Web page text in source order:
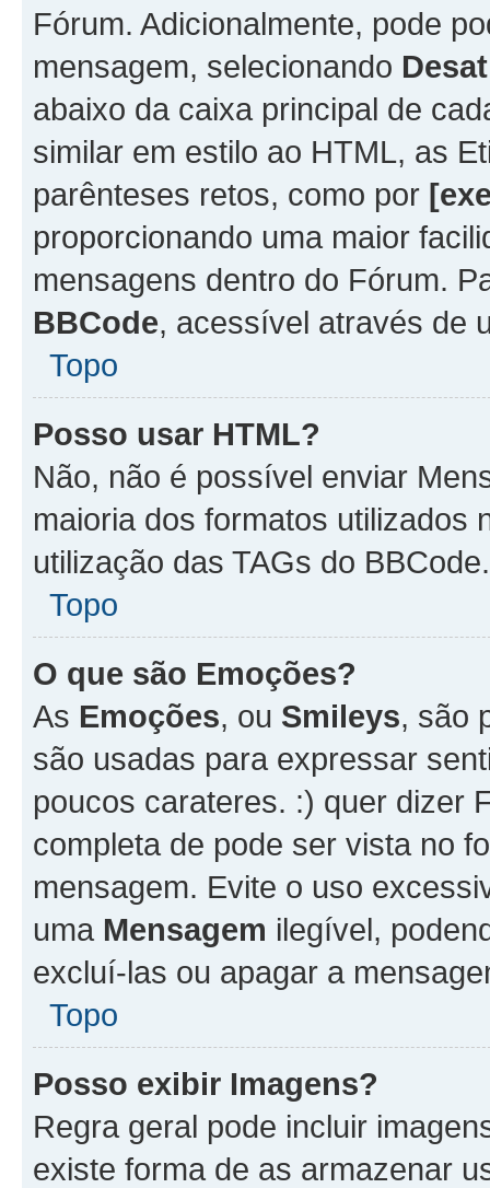
Fórum. Adicionalmente, pode
mensagem, selecionando
abaixo da caixa principal de
similar em estilo ao HTML, as
parênteses retos, como por
proporcionando uma maior
mensagens dentro do Fórum.
BBCode, acessível através de
Topo
Posso usar HTML?
Não, não é possível enviar
maioria dos formatos utilizados
utilização das TAGs do BBCode.
Topo
O que são Emoções?
As Emoções, ou Smileys, são
são usadas para expressar
poucos carateres. :) quer dizer
completa de pode ser vista no
mensagem. Evite o uso
uma Mensagem ilegível,
excluí-las ou apagar a
Topo
Posso exibir Imagens?
Regra geral pode incluir
existe forma de as armazenar